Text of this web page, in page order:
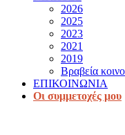
2026
2025
2023
2021
2019
Βραβεία
ΕΠΙΚΟΙΝΩΝΙΑ
Οι συμμετοχές μου